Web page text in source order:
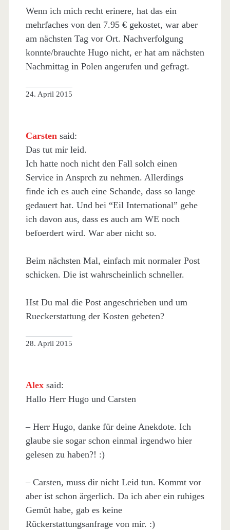
Wenn ich mich recht erinere, hat das ein
mehrfaches von den 7.95 € gekostet, war aber
am nächsten Tag vor Ort. Nachverfolgung
konnte/brauchte Hugo nicht, er hat am nächsten
Nachmittag in Polen angerufen und gefragt.
24. April 2015
Carsten said:
Das tut mir leid.
Ich hatte noch nicht den Fall solch einen
Service in Ansprch zu nehmen. Allerdings
finde ich es auch eine Schande, dass so lange
gedauert hat. Und bei “Eil International” gehe
ich davon aus, dass es auch am WE noch
befoerdert wird. War aber nicht so.
Beim nächsten Mal, einfach mit normaler Post
schicken. Die ist wahrscheinlich schneller.
Hst Du mal die Post angeschrieben und um
Rueckerstattung der Kosten gebeten?
28. April 2015
Alex said:
Hallo Herr Hugo und Carsten
– Herr Hugo, danke für deine Anekdote. Ich
glaube sie sogar schon einmal irgendwo hier
gelesen zu haben?! :)
– Carsten, muss dir nicht Leid tun. Kommt vor
aber ist schon ärgerlich. Da ich aber ein ruhiges
Gemüt habe, gab es keine
Rückerstattungsanfrage von mir. :)